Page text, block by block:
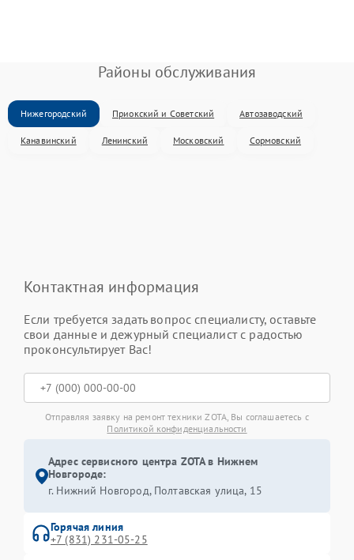
Районы обслуживания
Нижегородский Приокский и Советский Автозаводский
Канавинский Ленинский Московский Сормовский
Контактная информация
Если требуется задать вопрос специалисту, оставьте
свои данные и дежурный специалист с радостью
проконсультирует Вас!
Отправляя заявку на ремонт техники ZOTA, Вы соглашаетесь с
Политикой конфиденциальности
Адрес сервисного центра ZOTA в Нижнем
Новгороде:
г. Нижний Новгород, Полтавская улица, 15
Горячая линия
+7 (831) 231-05-25